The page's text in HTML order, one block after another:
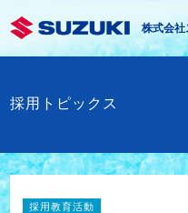
株式会社
採用トピックス
採用教育活動